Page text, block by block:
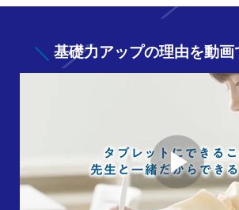
基礎力アップの理由を動